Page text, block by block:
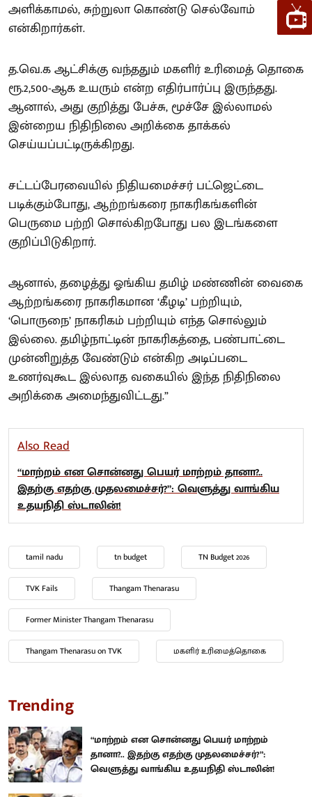
அளிக்காமல், சுற்றுலா கொண்டு செல்வோம்
என்கிறார்கள்.
த.வெ.க ஆட்சிக்கு வந்ததும் மகளிர் உரிமைத் தொகை
ரூ.2,500-ஆக உயரும் என்ற எதிர்பார்ப்பு இருந்தது.
ஆனால், அது குறித்து பேச்சு, மூச்சே இல்லாமல்
இன்றைய நிதிநிலை அறிக்கை தாக்கல்
செய்யப்பட்டிருக்கிறது.
சட்டப்பேரவையில் நிதியமைச்சர் பட்ஜெட்டை
படிக்கும்போது, ஆற்றங்கரை நாகரிகங்களின்
பெருமை பற்றி சொல்கிறபோது பல இடங்களை
குறிப்பிடுகிறார்.
ஆனால், தழைத்து ஓங்கிய தமிழ் மண்ணின் வைகை
ஆற்றங்கரை நாகரிகமான ‘கீழடி’ பற்றியும்,
‘பொருநை’ நாகரிகம் பற்றியும் எந்த சொல்லும்
இல்லை. தமிழ்நாட்டின் நாகரிகத்தை, பண்பாட்டை
முன்னிறுத்த வேண்டும் என்கிற அடிப்படை
உணர்வுகூட இல்லாத வகையில் இந்த நிதிநிலை
அறிக்கை அமைந்துவிட்டது.”
Also Read
“மாற்றம் என சொன்னது பெயர் மாற்றம் தானா?..
இதற்கு எதற்கு முதலமைச்சர்?”: வெளுத்து வாங்கிய
உதயநிதி ஸ்டாலின்!
tamil nadu tn budget TN Budget 2026
TVK Fails Thangam Thenarasu
Former Minister Thangam Thenarasu
Thangam Thenarasu on TVK மகளிர் உரிமைத்தொகை
Trending
“மாற்றம் என சொன்னது பெயர் மாற்றம்
தானா?.. இதற்கு எதற்கு முதலமைச்சர்?”:
வெளுத்து வாங்கிய உதயநிதி ஸ்டாலின்!